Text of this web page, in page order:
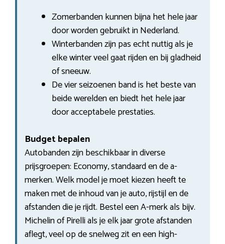
Zomerbanden kunnen bijna het hele jaar
door worden gebruikt in Nederland.
Winterbanden zijn pas echt nuttig als je
elke winter veel gaat rijden en bij gladheid
of sneeuw.
De vier seizoenen band is het beste van
beide werelden en biedt het hele jaar
door acceptabele prestaties.
Budget bepalen
Autobanden zijn beschikbaar in diverse
prijsgroepen: Economy, standaard en de a-
merken. Welk model je moet kiezen heeft te
maken met de inhoud van je auto, rijstijl en de
afstanden die je rijdt. Bestel een A-merk als bijv.
Michelin of Pirelli als je elk jaar grote afstanden
aflegt, veel op de snelweg zit en een high-